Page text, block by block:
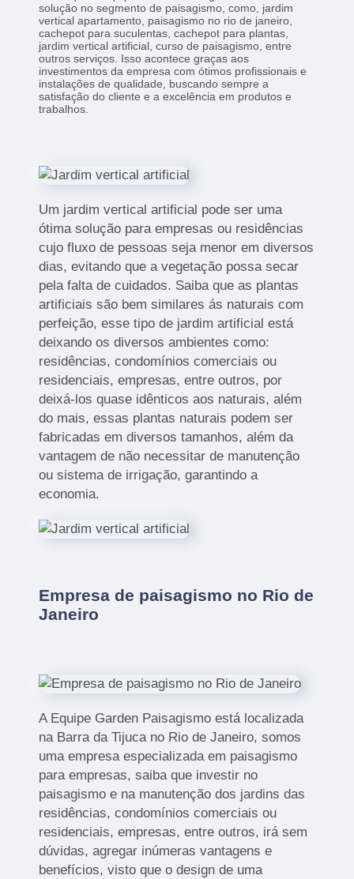
solução no segmento de paisagismo, como, jardim
vertical apartamento, paisagismo no rio de janeiro,
cachepot para suculentas, cachepot para plantas,
jardim vertical artificial, curso de paisagismo, entre
outros serviços. Isso acontece graças aos
investimentos da empresa com ótimos profissionais e
instalações de qualidade, buscando sempre a
satisfação do cliente e a excelência em produtos e
trabalhos.
Um jardim vertical artificial pode ser uma
ótima solução para empresas ou residências
cujo fluxo de pessoas seja menor em diversos
dias, evitando que a vegetação possa secar
pela falta de cuidados. Saiba que as plantas
artificiais são bem similares ás naturais com
perfeição, esse tipo de jardim artificial está
deixando os diversos ambientes como:
residências, condomínios comerciais ou
residenciais, empresas, entre outros, por
deixá-los quase idênticos aos naturais, além
do mais, essas plantas naturais podem ser
fabricadas em diversos tamanhos, além da
vantagem de não necessitar de manutenção
ou sistema de irrigação, garantindo a
economia.
Empresa de paisagismo no Rio de
Janeiro
A Equipe Garden Paisagismo está localizada
na Barra da Tijuca no Rio de Janeiro, somos
uma empresa especializada em paisagismo
para empresas, saiba que investir no
paisagismo e na manutenção dos jardins das
residências, condomínios comerciais ou
residenciais, empresas, entre outros, irá sem
dúvidas, agregar inúmeras vantagens e
benefícios, visto que o design de uma